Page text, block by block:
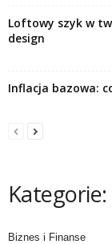
Loftowy szyk w
design
Inflacja bazowa:
Kategorie:
Biznes i Finanse